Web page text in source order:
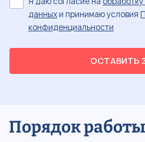
ОСТАВИТЬ
данныхи принимаю условия
конфиденциальности
Порядок